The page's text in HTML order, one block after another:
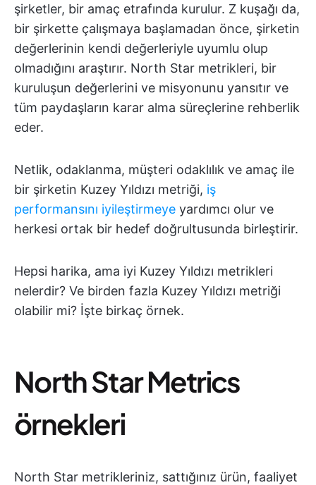
şirketler, bir amaç etrafında kurulur. Z kuşağı da,
bir şirkette çalışmaya başlamadan önce, şirketin
değerlerinin kendi değerleriyle uyumlu olup
olmadığını araştırır. North Star metrikleri, bir
kuruluşun değerlerini ve misyonunu yansıtır ve
tüm paydaşların karar alma süreçlerine rehberlik
eder.
Netlik, odaklanma, müşteri odaklılık ve amaç ile
bir şirketin Kuzey Yıldızı metriği, iş
performansını iyileştirmeye yardımcı olur ve
herkesi ortak bir hedef doğrultusunda birleştirir.
Hepsi harika, ama iyi Kuzey Yıldızı metrikleri
nelerdir? Ve birden fazla Kuzey Yıldızı metriği
olabilir mi? İşte birkaç örnek.
North Star Metrics
örnekleri
North Star metrikleriniz, sattığınız ürün, faaliyet